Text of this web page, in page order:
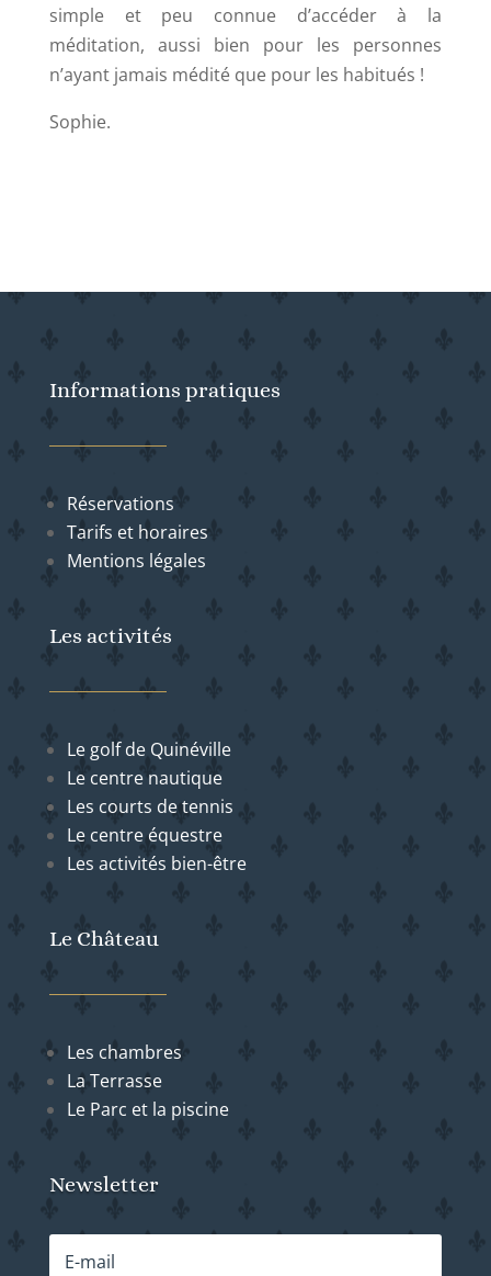
simple et peu connue d’accéder à la
méditation, aussi bien pour les personnes
n’ayant jamais médité que pour les habitués !
Sophie.
Informations pratiques
Réservations
Tarifs et horaires
Mentions légales
Les activités
Le golf de Quinéville
Le centre nautique
Les courts de tennis
Le centre équestre
Les activités bien-être
Le Château
Les chambres
La Terrasse
Le Parc et la piscine
Newsletter